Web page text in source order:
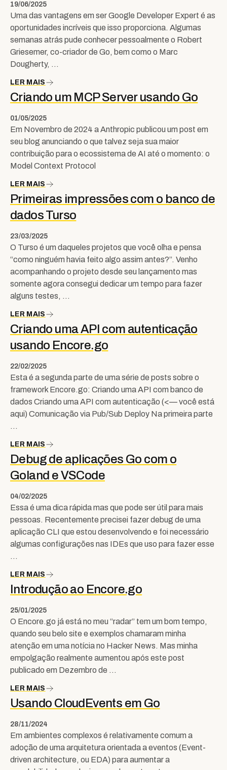
19/06/2025
Uma das vantagens em ser Google Developer Expert é as
oportunidades incríveis que isso proporciona. Algumas
semanas atrás pude conhecer pessoalmente o Robert
Griesemer, co-criador de Go, bem como o Marc
Dougherty, …
LER MAIS
Criando um MCP Server usando Go
01/05/2025
Em Novembro de 2024 a Anthropic publicou um post em
seu blog anunciando o que talvez seja sua maior
contribuição para o ecossistema de AI até o momento: o
Model Context Protocol
LER MAIS
Primeiras impressões com o banco de
dados Turso
23/03/2025
O Turso é um daqueles projetos que você olha e pensa
“como ninguém havia feito algo assim antes?”. Venho
acompanhando o projeto desde seu lançamento mas
somente agora consegui dedicar um tempo para fazer
alguns testes, …
LER MAIS
Criando uma API com autenticação
usando Encore.go
22/02/2025
Esta é a segunda parte de uma série de posts sobre o
framework Encore.go: Criando uma API com banco de
dados Criando uma API com autenticação (<— você está
aqui) Comunicação via Pub/Sub Deploy Na primeira parte
…
LER MAIS
Debug de aplicações Go com o
Goland e VSCode
04/02/2025
Essa é uma dica rápida mas que pode ser útil para mais
pessoas. Recentemente precisei fazer debug de uma
aplicação CLI que estou desenvolvendo e foi necessário
algumas configurações nas IDEs que uso para fazer esse
…
LER MAIS
Introdução ao Encore.go
25/01/2025
O Encore.go já está no meu “radar” tem um bom tempo,
quando seu belo site e exemplos chamaram minha
atenção em uma notícia no Hacker News. Mas minha
empolgação realmente aumentou após este post
publicado em Dezembro de …
LER MAIS
Usando CloudEvents em Go
28/11/2024
Em ambientes complexos é relativamente comum a
adoção de uma arquitetura orientada a eventos (Event-
driven architecture, ou EDA) para aumentar a